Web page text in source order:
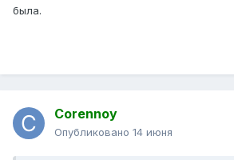
была.
Corennoy
Опубликовано 14 июня